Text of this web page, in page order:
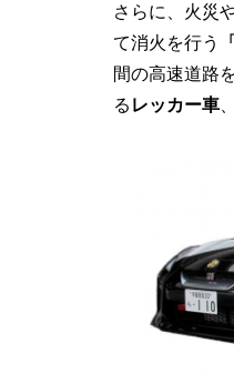
さらに、火災
て消火を行う
間の高速道路
る レッカー車